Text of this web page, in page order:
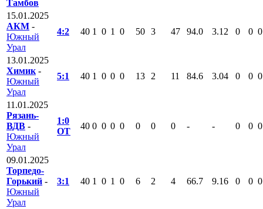
Тамбов
15.01.2025
АКМ -
Южный
Урал
4:2 40 1 0 1 0 50 3 47 94.0 3.12 0 0 0
13.01.2025
Химик -
Южный
Урал
5:1 40 1 0 0 0 13 2 11 84.6 3.04 0 0 0
11.01.2025
Рязань-
ВДВ -
Южный
Урал
1:0
ОТ
40 0 0 0 0 0 0 0 - - 0 0 0
09.01.2025
Торпедо-
Горький -
Южный
Урал
3:1 40 1 0 1 0 6 2 4 66.7 9.16 0 0 0